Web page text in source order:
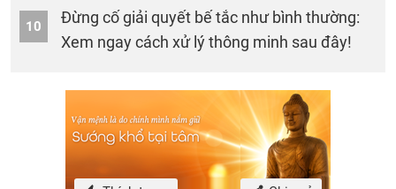
10
Đừng cố giải quyết bế tắc như bình thường:
Xem ngay cách xử lý thông minh sau đây!